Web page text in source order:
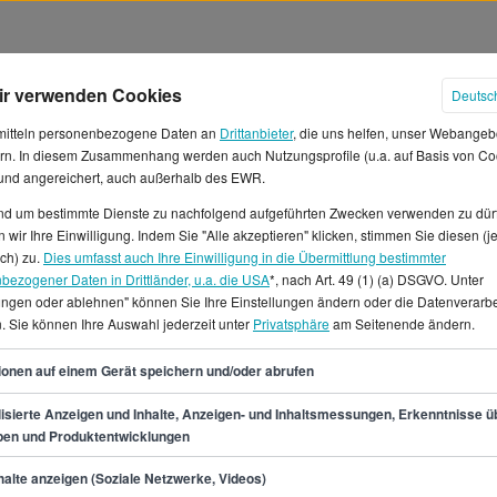
Gehälter in Stuttgart
du ein
ein Monatsgehalt von ca.
von 13 €.* Die
zwischen 30.600 € und
2031 offene Jobs für den
bietet StepStone
wie Teilzeitjobs oder
Jobs in Stuttgart.
verwenden Cookies
personenbezogene Daten an Drittanbieter, die uns helfen, unser
In diesem Zusammenhang werden auch Nutzungsprofile (u.a. auf Basis von
angereichert, auch außerhalb des EWR.
um bestimmte Dienste zu nachfolgend aufgeführten Zwecken verwenden zu
wir Ihre Einwilligung. Indem Sie "Alle akzeptieren" klicken, stimmen Sie diesen
zu. Dies umfasst auch Ihre Einwilligung in die Übermittlung bestimmter
Daten in Drittländer, u.a. die USA*, nach Art. 49 (1) (a) DSGVO. Unter
oder ablehnen" können Sie Ihre Einstellungen ändern oder die
Sie können Ihre Auswahl jederzeit unter Privatsphäream Seitenende ändern.
auf einem Gerät speichern und/oder abrufen
Anzeigen und Inhalte, Anzeigen- und Inhaltsmessungen, Erkenntnisse
und Produktentwicklungen
anzeigen (Soziale Netzwerke, Videos)